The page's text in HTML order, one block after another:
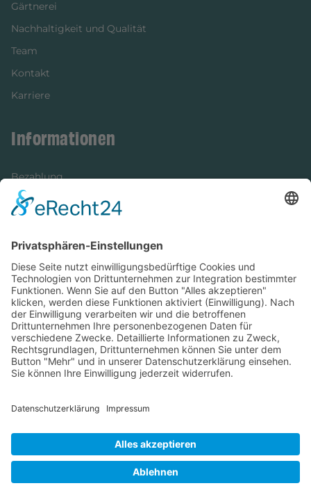
Gärtnerei
Nachhaltigkeit und Qualität
Team
Kontakt
Karriere
Informationen
Bezahlung
Newsletter
Versandinformationen
Verfügbarkeit/Verträglichkeit
Rechtliches
Widerrufsrecht und Widerrufsformular
Impressum
Datenschutzerklärung
Cookie-Einstellungen
AGB
Streitbeilegungsstelle